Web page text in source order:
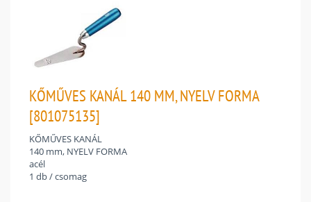
KŐMŰVES KANÁL 140 MM, NYELV FORMA
[801075135]
KŐMŰVES KANÁL
140 mm, NYELV FORMA
acél
1 db / csomag